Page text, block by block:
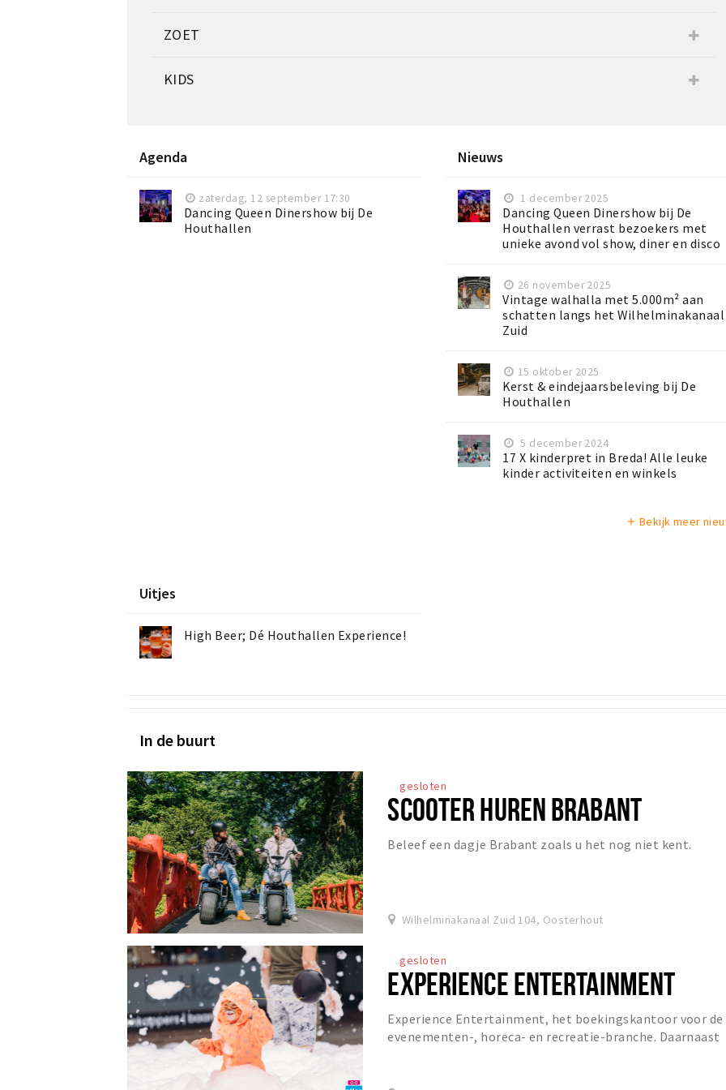
ZOET
KIDS
Agenda
zaterdag, 12 september 17:30
Dancing Queen Dinershow bij De
Houthallen
Nieuws
1 december 2025
Dancing Queen Dinershow bij De
Houthallen verrast bezoekers met
unieke avond vol show, diner en disco
26 november 2025
Vintage walhalla met 5.000m² aan
schatten langs het Wilhelminakanaal
Zuid
15 oktober 2025
Kerst & eindejaarsbeleving bij De
Houthallen
5 december 2024
17 X kinderpret in Breda! Alle leuke
kinder activiteiten en winkels
add Bekijk meer
Uitjes
High Beer; Dé Houthallen Experience!
In de buurt
gesloten
SCOOTER HUREN BRABANT
Beleef een dagje Brabant zoals u het nog niet kent.
Wilhelminakanaal Zuid 104, Oosterhout
gesloten
EXPERIENCE ENTERTAINMENT
Experience Entertainment, het boekingskantoor voor de
evenementen-, horeca- en recreatie-branche. Daarnaast